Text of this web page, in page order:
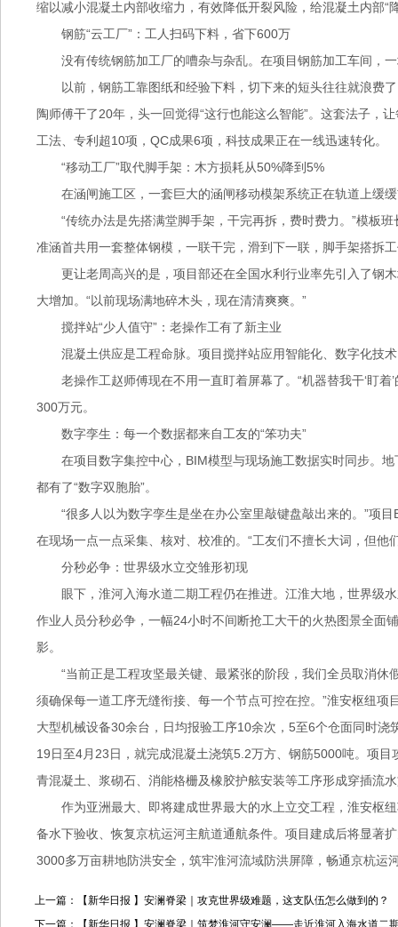
缩以减小混凝土内部收缩力，有效降低开裂风险，给混凝土内部“
钢筋“云工厂”：工人扫码下料，省下600万
没有传统钢筋加工厂的嘈杂与杂乱。在项目钢筋加工车间，
以前，钢筋工靠图纸和经验下料，切下来的短头往往就浪
陶师傅干了20年，头一回觉得“这行也能这么智能”。这套法子，
工法、专利超10项，QC成果6项，科技成果正在一线迅速转化。
“移动工厂”取代脚手架：木方损耗从50%降到5%
在涵闸施工区，一套巨大的涵闸移动模架系统正在轨道上缓
“传统办法是先搭满堂脚手架，干完再拆，费时费力。”模板
准涵首共用一套整体钢模，一联干完，滑到下一联，脚手架搭拆
更让老周高兴的是，项目部还在全国水利行业率先引入了钢
大增加。“以前现场满地碎木头，现在清清爽爽。”
搅拌站“少人值守”：老操作工有了新主业
混凝土供应是工程命脉。项目搅拌站应用智能化、数字化
老操作工赵师傅现在不用一直盯着屏幕了。“机器替我干‘盯
300万元。
数字孪生：每一个数据都来自工友的“笨功夫”
在项目数字集控中心，BIM模型与现场施工数据实时同步。
都有了“数字双胞胎”。
“很多人以为数字孪生是坐在办公室里敲键盘敲出来的。”项
在现场一点一点采集、核对、校准的。“工友们不擅长大词，但
分秒必争：世界级水立交雏形初现
眼下，淮河入海水道二期工程仍在推进。江淮大地，世界级
作业人员分秒必争，一幅24小时不间断抢工大干的火热图景全面
影。
“当前正是工程攻坚最关键、最紧张的阶段，我们全员取消
须确保每一道工序无缝衔接、每一个节点可控在控。”淮安枢纽
大型机械设备30余台，日均报验工序10余次，5至6个仓面同时
19日至4月23日，就完成混凝土浇筑5.2万方、钢筋5000吨。项
青混凝土、浆砌石、消能格栅及橡胶护舷安装等工序形成穿插流
作为亚洲最大、即将建成世界最大的水上立交工程，淮安枢
备水下验收、恢复京杭运河主航道通航条件。项目建成后将显著
3000多万亩耕地防洪安全，筑牢淮河流域防洪屏障，畅通京杭
上一篇：【新华日报 】安澜脊梁｜攻克世界级难题，这支队伍怎么做到的？
下一篇：【新华日报 】安澜脊梁｜筑梦淮河守安澜——走近淮河入海水道二